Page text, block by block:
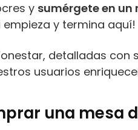
y sumérgete en un
y termina aquí!
detalladas
usuarios
una mesa